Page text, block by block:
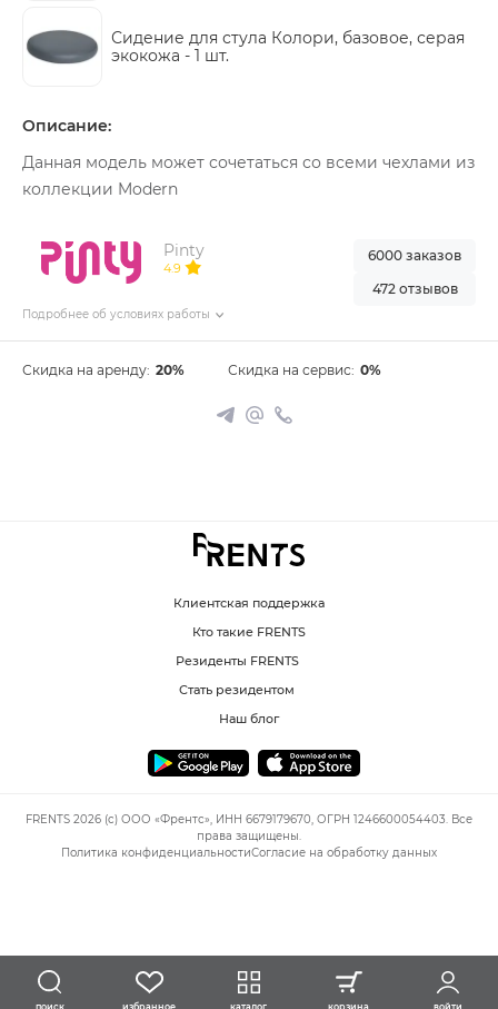
Сидение для стула Колори, базовое, серая
экокожа - 1 шт.
Описание:
Данная модель может сочетаться со всеми чехлами из
коллекции Modern
Pinty
4.9
Подробнее об условиях работы
6000 заказов
472 отзывов
Скидка на аренду: 20% Скидка на сервис: 0%
Клиентская поддержка
Кто такие FRENTS
Резиденты FRENTS
Стать резидентом
Наш блог
FRENTS 2026 (c) ООО «Френтс», ИНН 6679179670, ОГРН 1246600054403. Все
права защищены.
Политика конфиденциальностиСогласие на обработку данных
поиск избранное каталог корзина войти